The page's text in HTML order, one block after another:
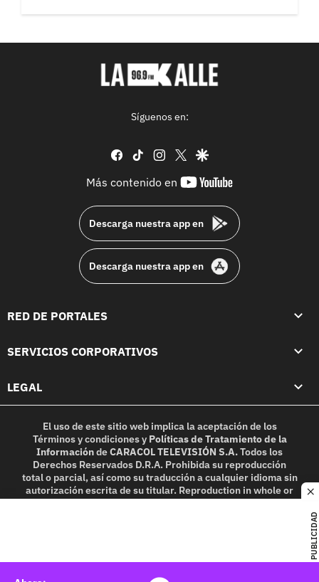
PUBLICIDAD
Síguenos en:
facebook
tiktok instagram
twittergoogle
Más contenido en
youtube-
Descarga nuestra app en
Descarga nuestra app en
RED DE PORTALES
SERVICIOS CORPORATIVOS
LEGAL
El uso de este sitio web implica la aceptación de los
Términos y condicionesy Políticas de Tratamiento de la
InformacióndeCARACOL TELEVISIÓN S.A.Todos los
Derechos Reservados D.R.A. Prohibida su reproducción
total o parcial, así como su traducción a cualquier idioma sin
autorización escrita de su titular. Reproduction in whole or
in part, or translation without written permission is